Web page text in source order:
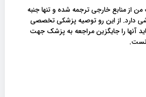
از منابع خارجی ترجمه شده و تنها جنبه
دارد. از این رو توصیه پزشکی تخصصی
آنها را جایگزین مراجعه به پزشک جهت